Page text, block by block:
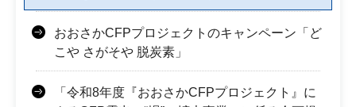
おおさかCFPプロジェクトのキャンペーン「ど
こや さがそや 脱炭素」
「令和8年度『おおさかCFPプロジェクト』に